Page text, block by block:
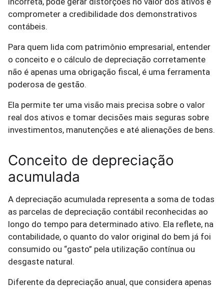
comprometer a credibilidade dos demonstrativos
contábeis.
Para quem lida com patrimônio empresarial, entender
o conceito e o cálculo de depreciação corretamente
não é apenas uma obrigação fiscal, é uma ferramenta
poderosa de gestão.
Ela permite ter uma visão mais precisa sobre o valor
real dos ativos e tomar decisões mais seguras sobre
investimentos, manutenções e até alienações de bens.
Conceito de depreciação
acumulada
A depreciação acumulada representa a soma de todas
as parcelas de depreciação contábil reconhecidas ao
longo do tempo para determinado ativo. Ela reflete, na
contabilidade, o quanto do valor original do bem já foi
consumido ou “gasto” pela utilização contínua ou
desgaste natural.
Diferente da depreciação anual, que considera apenas